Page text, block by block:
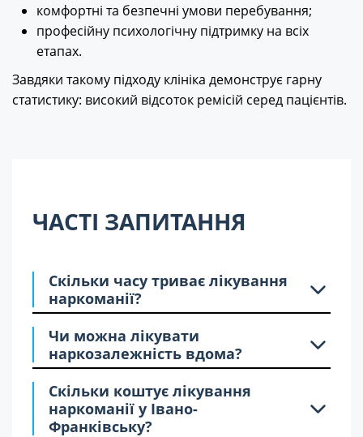
комфортні та безпечні умови перебування;
професійну психологічну підтримку на всіх
етапах.
Завдяки такому підходу клініка демонструє гарну
статистику: високий відсоток ремісій серед пацієнтів.
ЧАСТІ ЗАПИТАННЯ
Скільки часу триває лікування
наркоманії?
Чи можна лікувати
наркозалежність вдома?
Скільки коштує лікування
наркоманії у Івано-
Франківську?